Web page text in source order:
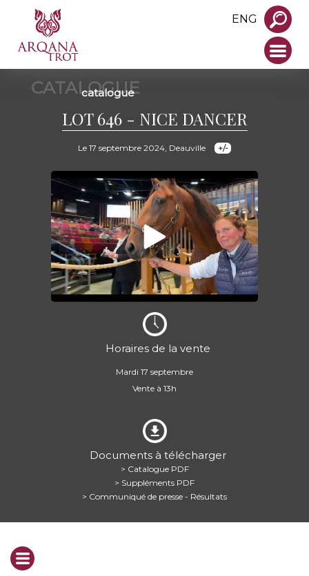
ENG
CATALOGUE
catalogue
LOT 646 - NICE DANCER
Le 17 septembre 2024, Deauville
Horaires de la vente
Mardi 17 septembre
Vente à 13h
Documents à télécharger
> Catalogue PDF
> Suppléments PDF
> Communiqué de presse - Résultats